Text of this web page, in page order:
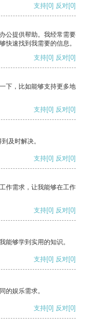
支持[0] 反对[0]
公提供帮助。我经常需要
快速找到我需要的信息。
支持[0] 反对[0]
下，比如能够支持更多地
支持[0] 反对[0]
及时解决。
支持[0] 反对[0]
作需求，让我能够在工作
支持[0] 反对[0]
能够学到实用的知识。
支持[0] 反对[0]
的娱乐需求。
支持[0] 反对[0]